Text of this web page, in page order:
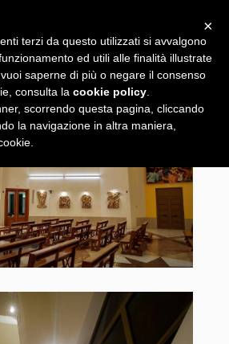
×
terzi da questo utilizzati si avvalgono
ed utili alle finalità illustrate
saperne di più o negare il consenso
consulta la cookie policy
scorrendo questa pagina, cliccando
la navigazione in altra maniera,